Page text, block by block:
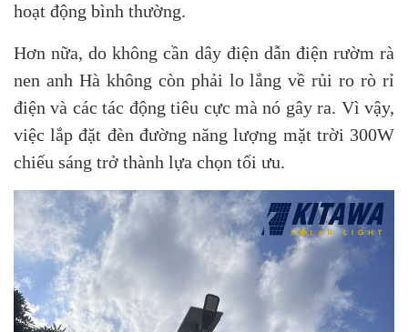
hoạt động bình thường.
Hơn nữa, do không cần dây điện dẫn điện rườm rà
nen anh Hà không còn phải lo lắng về rủi ro rò rỉ
điện và các tác động tiêu cực mà nó gây ra. Vì vậy,
việc lắp đặt đèn đường năng lượng mặt trời 300W
chiếu sáng trở thành lựa chọn tối ưu.